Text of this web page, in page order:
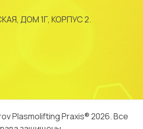
ДОМ 1Г, КОРПУС 2.
Plasmolifting Praxis® 2026. Все